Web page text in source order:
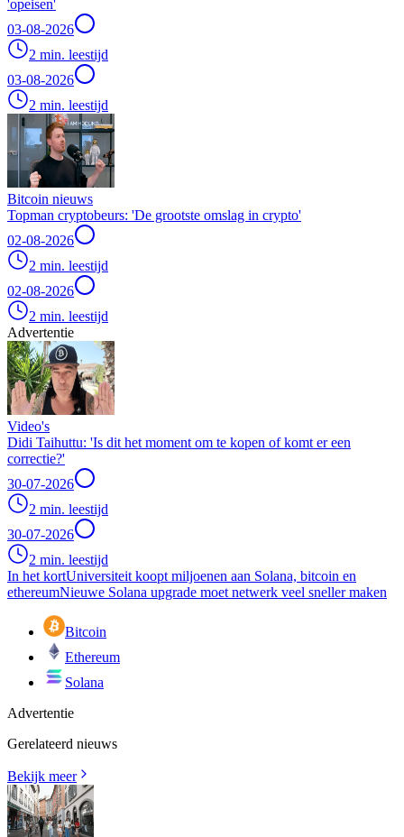
'opeisen'
03-08-2026
2 min. leestijd
03-08-2026
2 min. leestijd
Bitcoin nieuws
Topman cryptobeurs: 'De grootste omslag in crypto'
02-08-2026
2 min. leestijd
02-08-2026
2 min. leestijd
Advertentie
Video's
Didi Taihuttu: 'Is dit het moment om te kopen of komt er een
correctie?'
30-07-2026
2 min. leestijd
30-07-2026
2 min. leestijd
In het kortUniversiteit koopt miljoenen aan Solana, bitcoin en
ethereumNieuwe Solana upgrade moet netwerk veel sneller maken
Bitcoin
Ethereum
Solana
Advertentie
Gerelateerd nieuws
Bekijk meer